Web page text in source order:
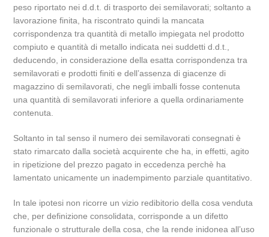
peso riportato nei d.d.t. di trasporto dei semilavorati; soltanto a
lavorazione finita, ha riscontrato quindi la mancata
corrispondenza tra quantità di metallo impiegata nel prodotto
compiuto e quantità di metallo indicata nei suddetti d.d.t.,
deducendo, in considerazione della esatta corrispondenza tra
semilavorati e prodotti finiti e dell’assenza di giacenze di
magazzino di semilavorati, che negli imballi fosse contenuta
una quantità di semilavorati inferiore a quella ordinariamente
contenuta.
Soltanto in tal senso il numero dei semilavorati consegnati è
stato rimarcato dalla società acquirente che ha, in effetti, agito
in ripetizione del prezzo pagato in eccedenza perchè ha
lamentato unicamente un inadempimento parziale quantitativo.
In tale ipotesi non ricorre un vizio redibitorio della cosa venduta
che, per definizione consolidata, corrisponde a un difetto
funzionale o strutturale della cosa, che la rende inidonea all’uso